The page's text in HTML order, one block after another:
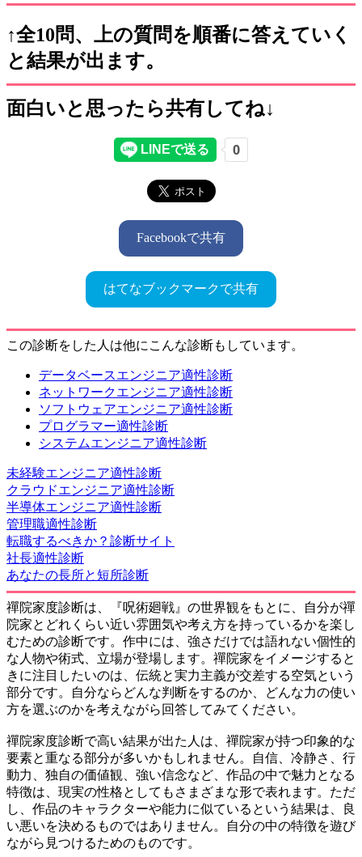
↑全10問、上の質問を順番に答えていく
と結果が出ます。
面白いと思ったら共有してね↓
Facebookで共有
はてなブックマークで共有
この診断をした人は他にこんな診断もしています。
データベースエンジニア適性診断
ネットワークエンジニア適性診断
ソフトウェアエンジニア適性診断
プログラマー適性診断
システムエンジニア適性診断
未経験エンジニア適性診断
クラウドエンジニア適性診断
半導体エンジニア適性診断
管理職適性診断
転職するべきか？診断サイト
社長適性診断
あなたの長所と短所診断
禪院家度診断は、『呪術廻戦』の世界観をもとに、自分が禪
院家とどれくらい近い雰囲気や考え方を持っているかを楽し
むための診断です。作中には、強さだけでは語れない個性的
な人物や術式、立場が登場します。禪院家をイメージすると
きに注目したいのは、伝統と実力主義が交差する空気という
部分です。自分ならどんな判断をするのか、どんな力の使い
方を選ぶのかを考えながら回答してみてください。
禪院家度診断で高い結果が出た人は、禪院家が持つ印象的な
要素と重なる部分が多いかもしれません。自信、冷静さ、行
動力、独自の価値観、強い信念など、作品の中で魅力となる
特徴は、現実の性格としてもさまざまな形で表れます。ただ
し、作品のキャラクターや能力に似ているという結果は、良
い悪いを決めるものではありません。自分の中の特徴を遊び
ながら見つけるためのものです。